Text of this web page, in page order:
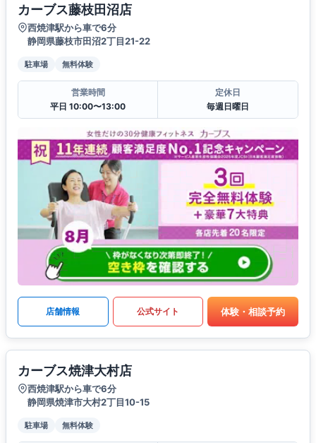
カーブス藤枝田沼店
西焼津駅から車で6分
静岡県藤枝市田沼2丁目21-22
駐車場 無料体験
営業時間
平日 10:00〜13:00
定休日
毎週日曜日
店舗情報 公式サイト 体験・相談予約
カーブス焼津大村店
西焼津駅から車で6分
静岡県焼津市大村2丁目10-15
駐車場 無料体験